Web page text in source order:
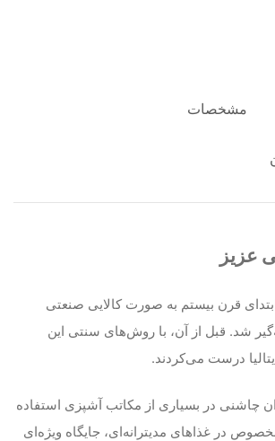
مشخصات
قرن بیستم به صورت کالایی صنعتی
شد. قبل از آن، با روش‌های سنتی این
درست می‌کردند.
در بسیاری از مکاتب آشپزی استفاده
در غذاهای مدیترانه‌ای، جایگاه ویژه‌ای